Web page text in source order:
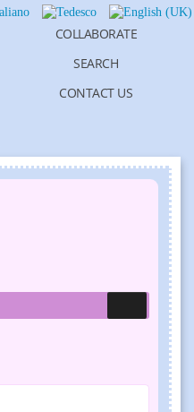
COLLABORATE
SEARCH
CONTACT US